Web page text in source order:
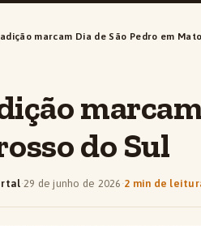
marcam Dia de São Pedro em
do Sul
·29 de junho de 2026 ·2 min de